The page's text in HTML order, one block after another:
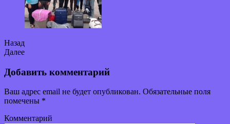
Назад
Далее
Добавить комментарий
Ваш адрес email не будет опубликован. Обязательные поля
помечены *
Комментарий